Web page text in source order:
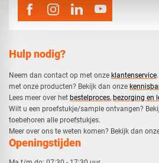
Hulp nodig?
Neem dan contact op met onze klantenservice
met onze producten? Bekijk dan onze
​Lees meer over het bestelproces, bezorging en
​Wilt u een proefstukje/sample ontvangen?
toebehoren alle proefstukjes.
​​Meer over ons te weten komen? Bekijk dan
Openingstijden